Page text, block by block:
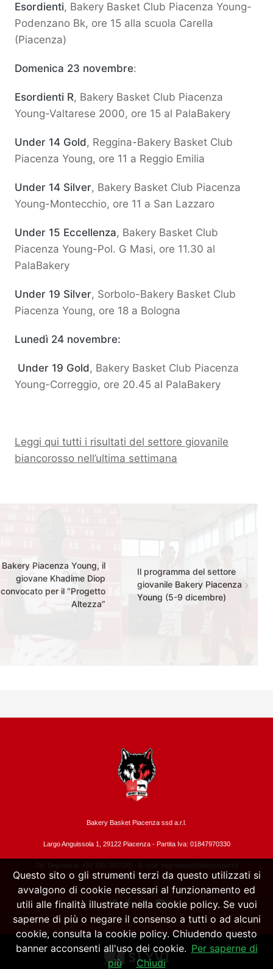
Esordienti, Bakery Basket Club Piacenza Young-
Podenzano Bk, ore 15 alla scuola Carella
(Piacenza)
Domenica 23 novembre:
Esordienti R, Bakery Basket Club Piacenza
Young-Valtarese 2000, ore 15 al PalaBakery
Under 14 Gold, Reggina-Bakery Basket Club
Piacenza Young, ore 11 a Reggio Emilia
Under 14 Silver, Bakery Basket Club Piacenza
Young-Montecchio, ore 11 a San Lazzaro
Under 15 Eccellenza, Bakery Basket Club
Piacenza Young-Pol. G Masi, ore 11.30 al
PalaBakery
Under 19 Silver, Sorbolo-Bakery Basket Club
Piacenza Young, ore 18 a Bologna
Lunedì 24 novembre:
Under 19 Gold, Bakery Basket Club Piacenza
Young-Correggio, ore 20.45 al PalaBakery
Leggi qui tutti i risultati del settore giovanile
biancorosso nell’ultima settimana
Bakery Piacenza Young, il
giovane Khadime Diop
convocato per il “Progetto
Altezza”
Il programma del settore
giovanile Bakery Piacenza
Young (5-9 dicembre)
Bakery Basket Piacenza ssd a.r.l.
Largo Anguissola 1, 29122 Piacenza - Partita Iva: 01847970330
Tel. Segreteria: +39 335.7897040 - E-mail: segreteria@bakerysport.it
Questo sito o gli strumenti terzi da questo utilizzati si
avvalgono di cookie necessari al funzionamento ed
utili alle finalità illustrate nella cookie policy. Se vuoi
saperne di più o negare il consenso a tutti o ad alcuni
cookie, consulta la cookie policy. Chiudendo questo
banner acconsenti all'uso dei cookie. Per saperne di
più
Chiudi